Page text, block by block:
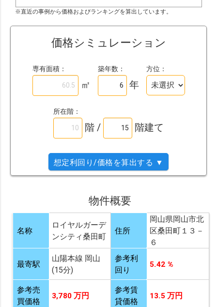
※直近の事例から価格およびランキングを算出しています。
価格シミュレーション
専有面積：
㎡
築年数：
年
方位：
所在階：
階 / 階建て
想定利回り/価格を算出する ▼
物件概要
名称
ロイヤルガーデ
ンシティ桑田町
住所
岡山県岡山市北
区桑田町１３－
６
最寄駅
山陽本線 岡山
(15分)
参考利
回り
5.42 %
参考売
買価格
3,780 万円
参考賃
貸価格
13.5 万円